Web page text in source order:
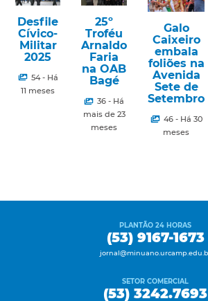
Desfile
Cívico-
Militar
2025
54 - Há
11 meses
25º
Troféu
Arnaldo
Faria
na OAB
Bagé
36 - Há
mais de 23
meses
Galo
Caixeiro
embala
foliões na
Avenida
Sete de
Setembro
46 - Há 30
meses
PLANTÃO 24 HORAS
(53) 9167-1673
SETOR COMERCIAL
(53) 3242.7693